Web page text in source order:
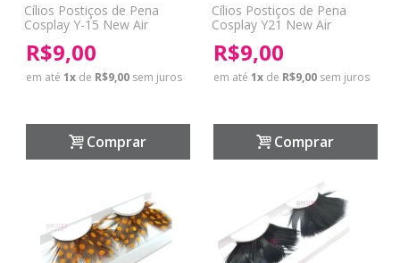
Cílios Postiços de Pena
Cosplay Y-15 New Air
R$9,00
em até1x de R$9,00 sem juros
Comprar
Cílios Postiços de Pena
Cosplay Y21 New Air
R$9,00
em até1x de R$9,00 sem juros
Comprar